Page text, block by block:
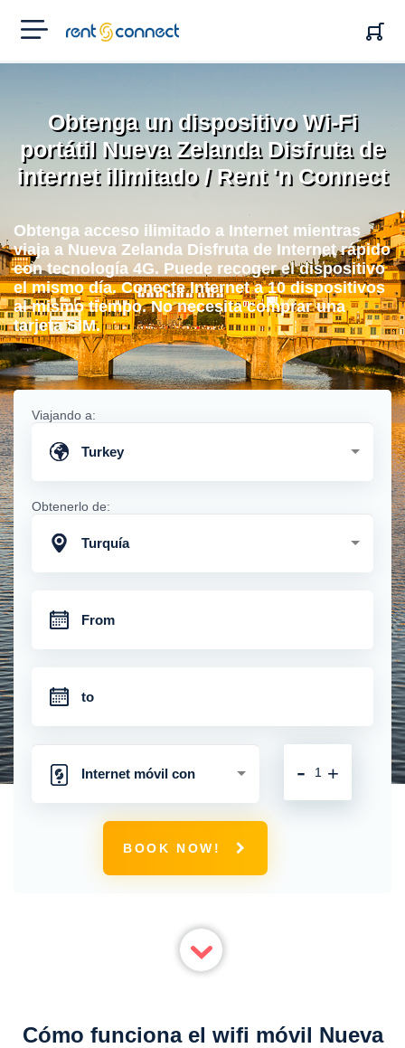
RENT'N
CONNECT
Obtenga un dispositivo Wi-Fi
portátil Nueva Zelanda Disfruta de
internet ilimitado / Rent 'n Connect
Obtenga acceso ilimitado a Internet mientras
viaja a Nueva Zelanda Disfruta de Internet rápido
con tecnología 4G. Puede recoger el dispositivo
el mismo día. Conecte Internet a 10 dispositivos
al mismo tiempo. No necesita comprar una
tarjeta SIM.
Viajando a:
Turkey
Obtenerlo de:
Turquía
Internet móvil con
conexión 4G ilimitada
+
-
BOOK NOW!
Cómo funciona el wifi móvil Nueva